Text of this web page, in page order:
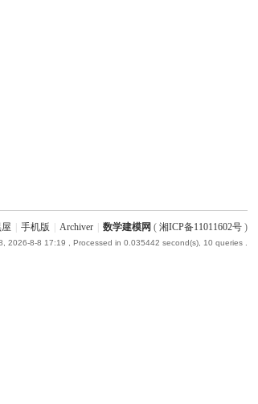
手机版 Archiver 数学建模网 ( 湘ICP备11011602号)
2026-8-8 17:19 , Processed in 0.035442 second(s), 10 queries .